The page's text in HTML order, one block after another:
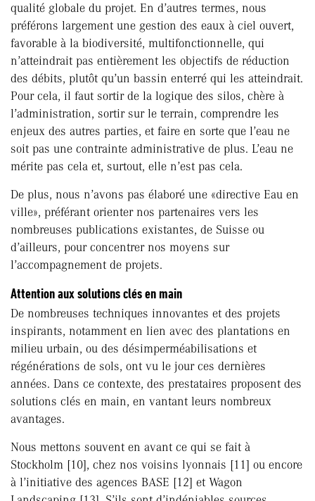
qualité globale du projet. En d’autres termes, nous
préférons largement une gestion des eaux à ciel ouvert,
favorable à la biodiversité, multifonctionnelle, qui
n’atteindrait pas entièrement les objectifs de réduction
des débits, plutôt qu’un bassin enterré qui les atteindrait.
Pour cela, il faut sortir de la logique des silos, chère à
l’administration, sortir sur le terrain, comprendre les
enjeux des autres parties, et faire en sorte que l’eau ne
soit pas une contrainte administrative de plus. L’eau ne
mérite pas cela et, surtout, elle n’est pas cela.
De plus, nous n’avons pas élaboré une «directive Eau en
ville», préférant orienter nos partenaires vers les
nombreuses publications existantes, de Suisse ou
d’ailleurs, pour concentrer nos moyens sur
l’accompagnement de projets.
Attention aux solutions clés en main
De nombreuses techniques innovantes et des projets
inspirants, notamment en lien avec des plantations en
milieu urbain, ou des désimperméabilisations et
régénérations de sols, ont vu le jour ces dernières
années. Dans ce contexte, des prestataires proposent des
solutions clés en main, en vantant leurs nombreux
avantages.
Nous mettons souvent en avant ce qui se fait à
Stockholm [10], chez nos voisins lyonnais [11] ou encore
à l’initiative des agences BASE [12] et Wagon